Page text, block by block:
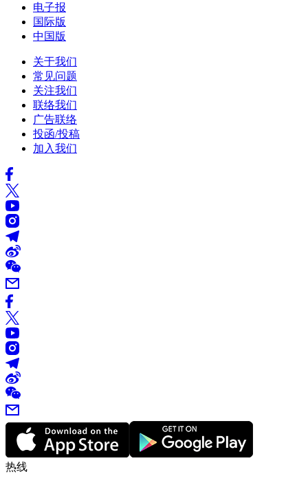
电子报
国际版
中国版
关于我们
常见问题
关注我们
联络我们
广告联络
投函/投稿
加入我们
热线